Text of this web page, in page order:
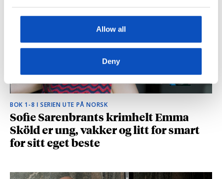
Allow all
Deny
BOK 1-8 I SERIEN UTE PÅ NORSK
Sofie Sarenbrants krimhelt Emma
Sköld er ung, vakker og litt for smart
for sitt eget beste